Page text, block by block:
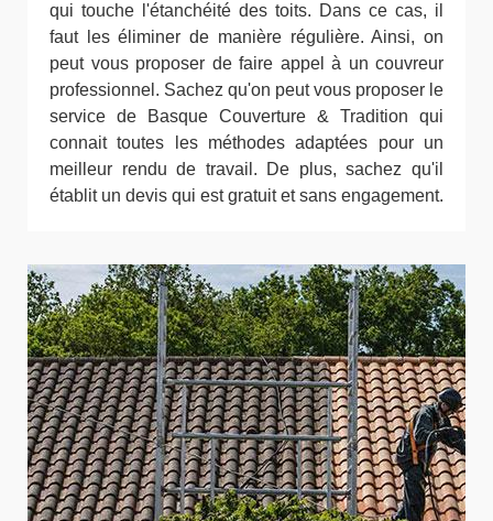
qui touche l'étanchéité des toits. Dans ce cas, il
faut les éliminer de manière régulière. Ainsi, on
peut vous proposer de faire appel à un couvreur
professionnel. Sachez qu'on peut vous proposer le
service de Basque Couverture & Tradition qui
connait toutes les méthodes adaptées pour un
meilleur rendu de travail. De plus, sachez qu'il
établit un devis qui est gratuit et sans engagement.